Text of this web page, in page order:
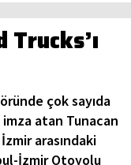
çok sayıda
atan Tunacan
arasındaki
İzmir Otoyolu